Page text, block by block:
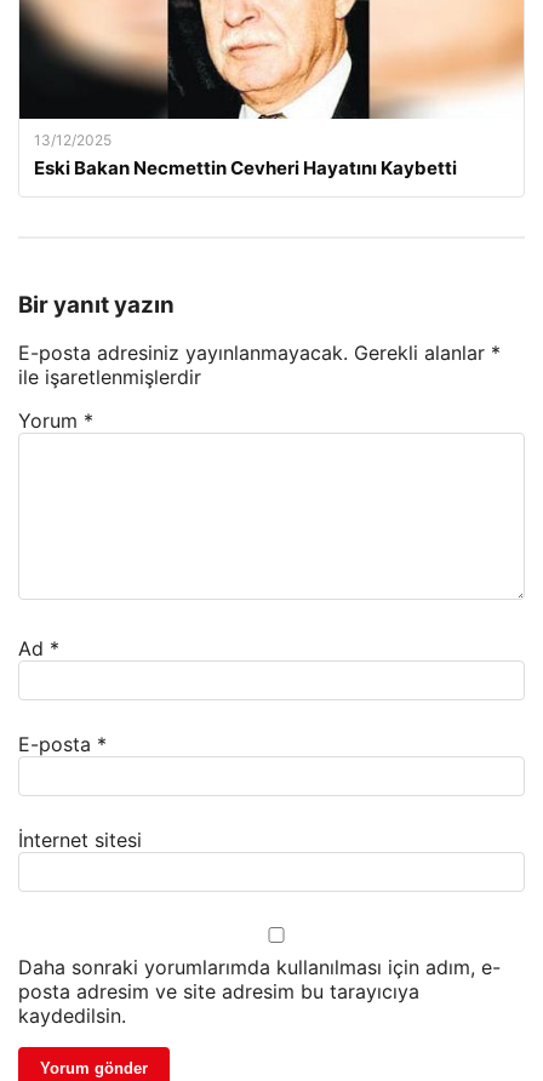
13/12/2025
Eski Bakan Necmettin Cevheri Hayatını Kaybetti
Bir yanıt yazın
E-posta adresiniz yayınlanmayacak. Gerekli alanlar *
ile işaretlenmişlerdir
Yorum *
Ad *
E-posta *
İnternet sitesi
Daha sonraki yorumlarımda kullanılması için adım, e-
posta adresim ve site adresim bu tarayıcıya
kaydedilsin.